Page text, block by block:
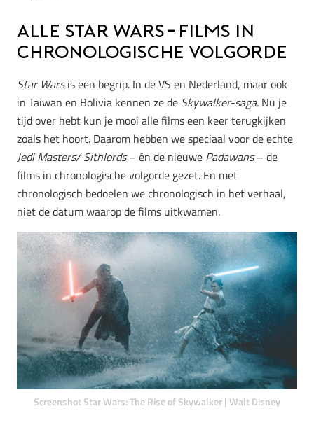
Alle Star Wars-films in
chronologische volgorde
Star Warsis een begrip. In de VS en Nederland, maar ook
in Taiwan en Bolivia kennen ze de Skywalker-saga. Nu je
tijd over hebt kun je mooi alle films een keer terugkijken
zoals het hoort. Daarom hebben we speciaal voor de echte
Jedi Masters/ Sithlords– én de nieuwe Padawans– de
films in chronologische volgorde gezet. En met
chronologisch bedoelen we chronologisch in het verhaal,
niet de datum waarop de films uitkwamen.
Screenshot Star Wars: The Rise of Skywalker | Walt Disney